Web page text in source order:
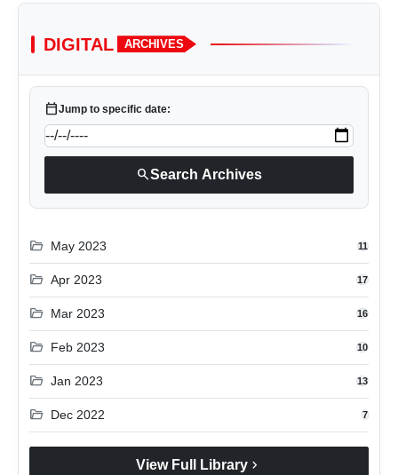
DIGITAL ARCHIVES
calendar_todayJump to specific date:
searchSearch Archives
folder_open May 2023 11
folder_open Apr 2023 17
folder_open Mar 2023 16
folder_open Feb 2023 10
folder_open Jan 2023 13
folder_open Dec 2022 7
View Full Library chevron_right